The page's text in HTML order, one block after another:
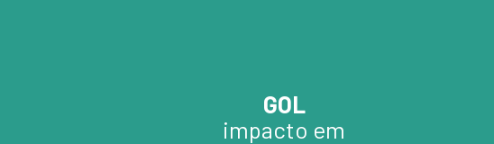
GOL
impacto em